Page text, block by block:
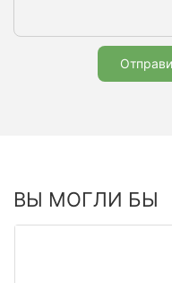
ВЫ МОГЛИ БЫ